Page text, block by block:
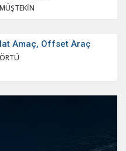
Amaç, Offset Araç